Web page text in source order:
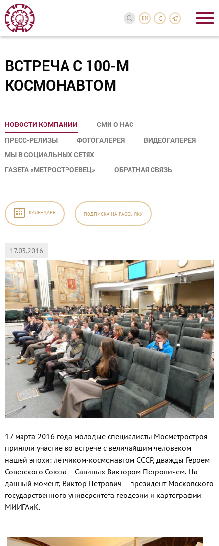
EN
ВСТРЕЧА С 100-М
КОСМОНАВТОМ
НОВОСТИ КОМПАНИИ
СМИ О НАС
ПРЕСС-РЕЛИЗЫ
ФОТОГАЛЕРЕЯ
ВИДЕОГАЛЕРЕЯ
МЫ В СОЦИАЛЬНЫХ СЕТЯХ
ГАЗЕТА «МЕТРОСТРОЕВЕЦ»
ОБРАТНАЯ СВЯЗЬ
КАЛЕНДАРЬ ПОДПИСКА НА РАССЫЛКУ
17.03.2016
17 марта 2016 года молодые специалисты Мосметростроя
приняли участие во встрече с величайшим человеком
нашей эпохи: летчиком-космонавтом СССР, дважды Героем
Советского Союза – Савиных Виктором Петровичем. На
данный момент, Виктор Петрович – президент Московского
государственного университета геодезии и картографии
МИИГАиК.